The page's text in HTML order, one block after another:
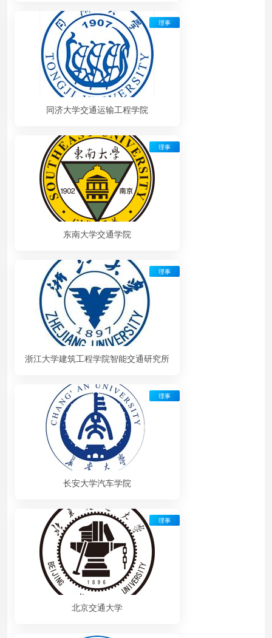
同济大学交通运输工程学院
理事
东南大学交通学院
理事
浙江大学建筑工程学院智能交通研究所
理事
长安大学汽车学院
理事
北京交通大学
理事